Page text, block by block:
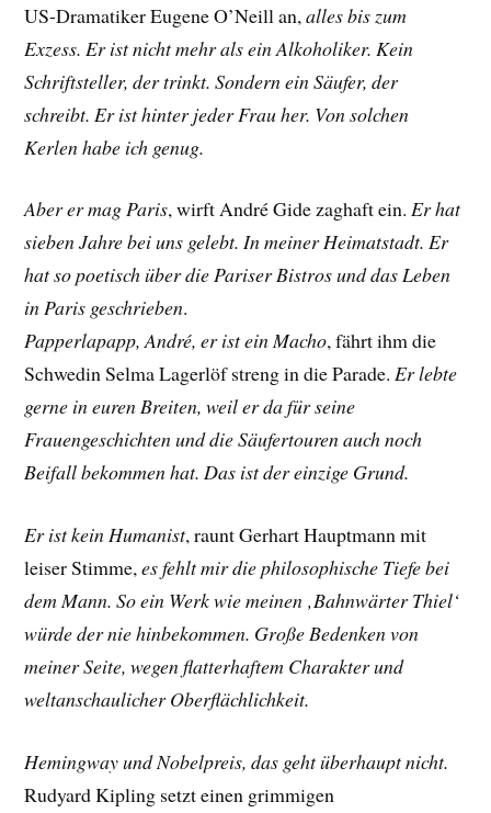
US-DramatikerEugene O’Neillan,alles bis zum
Exzess. Er ist nicht mehr als ein Alkoholiker. Kein
Schriftsteller, der trinkt. Sondern ein Säufer, der
schreibt. Er ist hinter jeder Frau her. Von solchen
Kerlen habe ich genug.
Aber er mag Paris, wirft André Gide zaghaft ein.Er hat
sieben Jahre bei uns gelebt. In meiner Heimatstadt. Er
hat so poetisch über die Pariser Bistros und das Leben
in Paris geschrieben.
Papperlapapp, André, er ist ein Macho, fährt ihm die
SchwedinSelma Lagerlöf strengin die Parade.Er lebte
gerne in euren Breiten, weil er da für seine
Frauengeschichten und die Säufertouren auch noch
Beifall bekommen hat. Das ist der einzige Grund.
Er ist kein Humanist, rauntGerhart Hauptmannmit
leiser Stimme,es fehlt mir die philosophische Tiefe bei
dem Mann. So ein Werk wie meinen ‚Bahnwärter Thiel‘
würde der nie hinbekommen. Große Bedenken von
meiner Seite, wegen flatterhaftem Charakter und
weltanschaulicher Oberflächlichkeit.
Hemingway und Nobelpreis, das geht überhaupt nicht.
Rudyard Kipling setzt einen grimmigen